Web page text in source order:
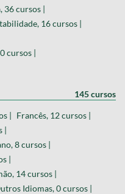
36 cursos |
16 cursos |
cursos |
145 cursos
| Francês, 12 cursos |
|
8 cursos |
|
14 cursos |
Idiomas, 0 cursos |